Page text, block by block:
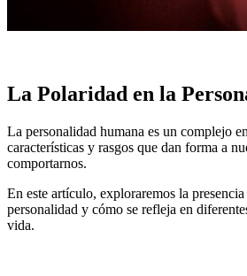
La Polaridad en la
La personalidad humana es un complejo
características y rasgos que dan forma a
comportarnos.
En este artículo, exploraremos la
personalidad y cómo se refleja en
vida.